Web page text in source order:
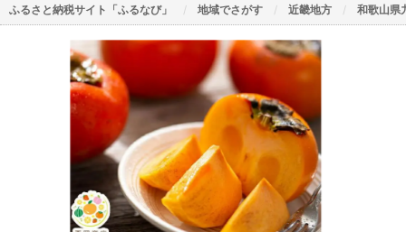
ふるさと納税サイト「ふるなび」 地域でさがす 近畿地方 和歌山県